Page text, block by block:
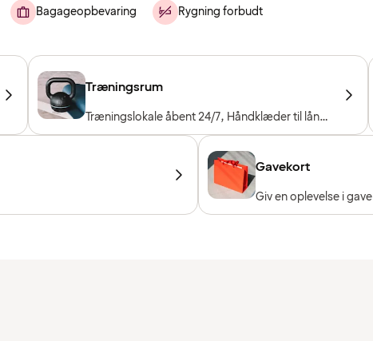
Bagageopbevaring Rygning forbudt
Træningsrum
Træningslokale åbent 24/7, Håndklæder til låns,
Træningsmaskiner, Konditionsmaskiner, Frie
Gavekort
Giv en oplevelse i gave